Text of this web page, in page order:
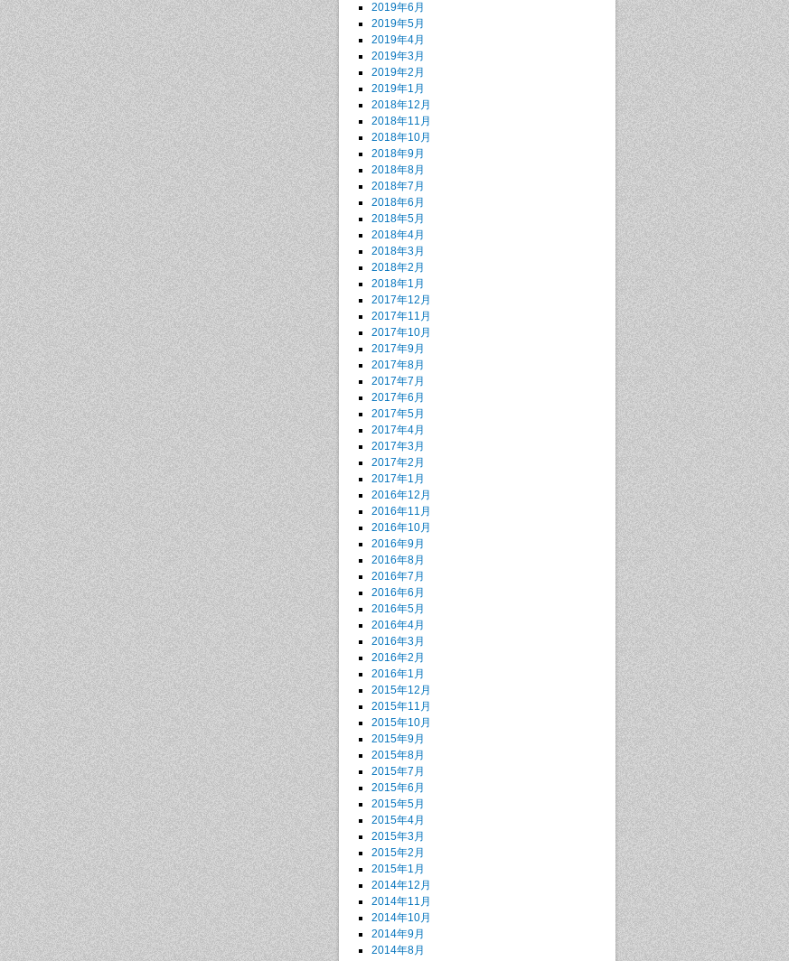
2019年6月
2019年5月
2019年4月
2019年3月
2019年2月
2019年1月
2018年12月
2018年11月
2018年10月
2018年9月
2018年8月
2018年7月
2018年6月
2018年5月
2018年4月
2018年3月
2018年2月
2018年1月
2017年12月
2017年11月
2017年10月
2017年9月
2017年8月
2017年7月
2017年6月
2017年5月
2017年4月
2017年3月
2017年2月
2017年1月
2016年12月
2016年11月
2016年10月
2016年9月
2016年8月
2016年7月
2016年6月
2016年5月
2016年4月
2016年3月
2016年2月
2016年1月
2015年12月
2015年11月
2015年10月
2015年9月
2015年8月
2015年7月
2015年6月
2015年5月
2015年4月
2015年3月
2015年2月
2015年1月
2014年12月
2014年11月
2014年10月
2014年9月
2014年8月